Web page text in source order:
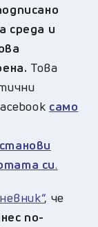
среда и
Това
само
си.
, че
по-